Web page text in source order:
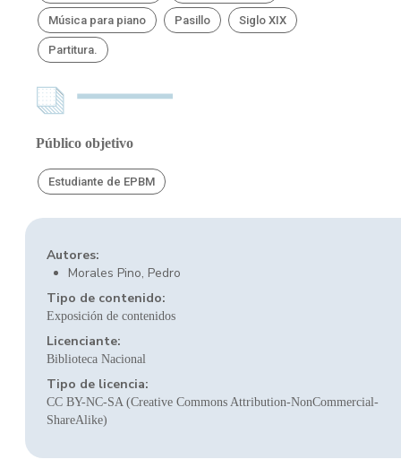
Música para piano Pasillo Siglo XIX
Partitura.
Público objetivo
Estudiante de EPBM
Autores:
Morales Pino, Pedro
Tipo de contenido:
Exposición de contenidos
Licenciante:
Biblioteca Nacional
Tipo de licencia:
CC BY-NC-SA (Creative Commons Attribution-NonCommercial-
ShareAlike)